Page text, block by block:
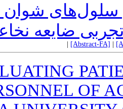
سلول‌های شوان
ضایعه
[Abstract-FA]
OF